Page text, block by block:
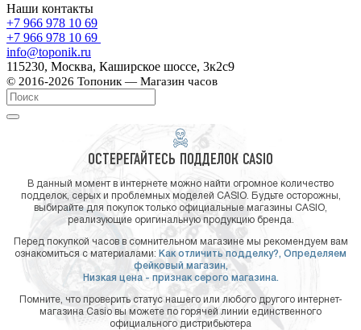
Наши контакты
+7 966 978 10 69
+7 966 978 10 69
info@toponik.ru
115230, Москва, Каширское шоссе, 3к2с9
© 2016-2026 Топоник — Магазин часов
ОСТЕРЕГАЙТЕСЬ ПОДДЕЛОК CASIO
В данный момент в интернете можно найти огромное количество
подделок, серых и проблемных моделей CASIO. Будьте осторожны,
выбирайте для покупок только официальные магазины CASIO,
реализующие оригинальную продукцию бренда.
Перед покупкой часов в сомнительном магазине мы рекомендуем вам
ознакомиться с материалами: Как отличить подделку?, Определяем
фейковый магазин,
Низкая цена - признак серого магазина.
Помните, что проверить статус нашего или любого другого интернет-
магазина Casio вы можете по горячей линии единственного
официального дистрибьютера